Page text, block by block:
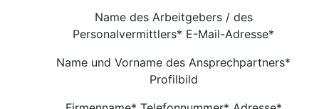
Name des Arbeitgebers / des
Personalvermittlers* E-Mail-Adresse*
Name und Vorname des Ansprechpartners*
Profilbild